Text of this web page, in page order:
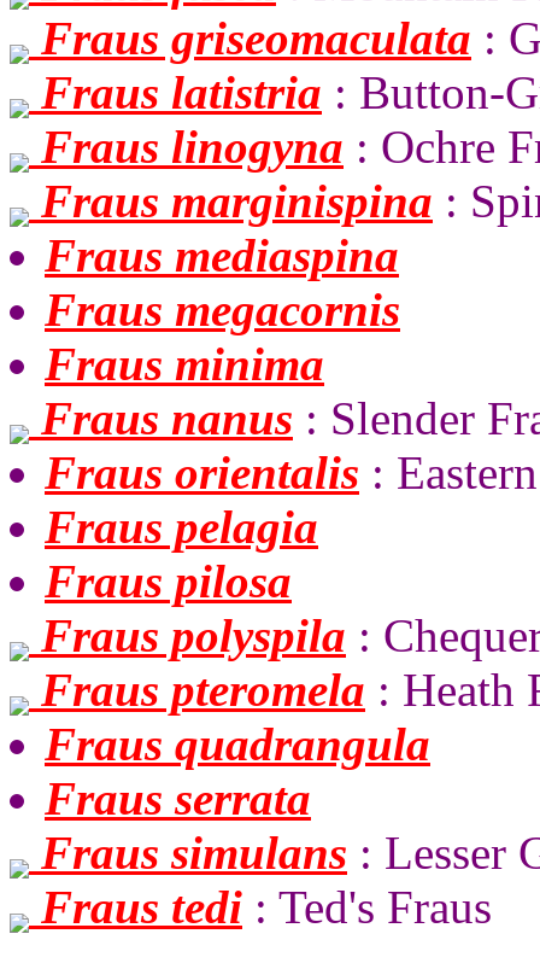
Fraus griseomaculata :
Fraus latistria : Button-
Fraus linogyna : Ochre
Fraus marginispina :
Fraus mediaspina
Fraus megacornis
Fraus minima
Fraus nanus : Slender
Fraus orientalis :
Fraus pelagia
Fraus pilosa
Fraus polyspila :
Fraus pteromela : Heath
Fraus quadrangula
Fraus serrata
Fraus simulans : Lesser
Fraus tedi : Ted's Fraus